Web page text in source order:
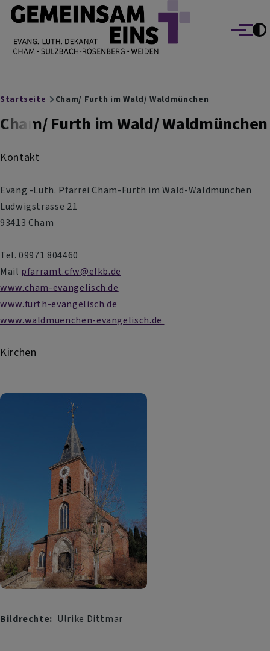
Direkt zum Inhalt
EVANG.-LUTH. DEKANAT GEMEINSAM EINS
Cham Sulzbach-Rosenberg Weiden
Menü
Breadcrumb
Startseite Cham/ Furth im Wald/ Waldmünchen
Cham/ Furth im Wald/ Waldmünchen
Kontakt
Evang.-Luth. Pfarrei Cham-Furth im Wald-Waldmünchen
Ludwigstrasse 21
93413 Cham
Tel. 09971 804460
Mail pfarramt.cfw@elkb.de
www.cham-evangelisch.de
www.furth-evangelisch.de
www.waldmuenchen-evangelisch.de
Kirchen
Bildrechte Ulrike Dittmar